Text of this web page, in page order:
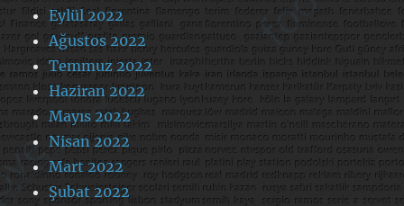
Eylül 2022
Ağustos 2022
Temmuz 2022
Haziran 2022
Mayıs 2022
Nisan 2022
Mart 2022
Şubat 2022